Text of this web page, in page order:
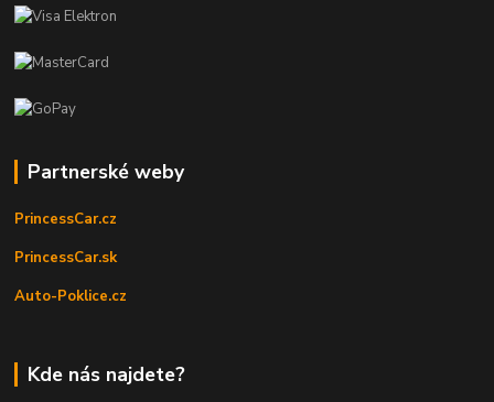
Partnerské weby
PrincessCar.cz
PrincessCar.sk
Auto-Poklice.cz
Kde nás najdete?